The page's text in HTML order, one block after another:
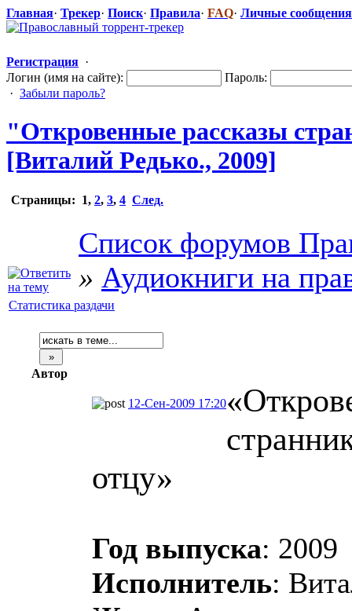
Главная· Трекер· Поиск· Правила· FAQ· Личные сообщения
Регистрация ·
Логин (имя на сайте):
Пароль:
· Забыли пароль?
"Открове​нные рассказы
[Виталий Редько., 2009]
Страницы: 1, 2, 3, 4 След.
Список форумов
» Аудиокниги на
Статистика раздачи
Автор
12-Сен-2009 17:20
отцу»
Год выпуска: 2009
Исполнитель: